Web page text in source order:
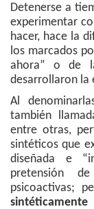
Detenerse a
experimentar
hacer, hace la
los marcados
ahora” o de
desarrollaron la
Al
también
entre otras,
sintéticos que
diseñada e
pretensión
psicoactivas;